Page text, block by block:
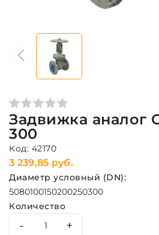
Задвижка аналог
300
Код: 42170
3 239,85 руб.
Диаметр условный (DN):
5080100150200250300
Количество
- +